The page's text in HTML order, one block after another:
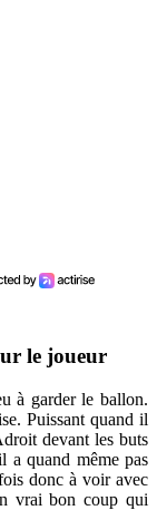
le joueur
à garder le ballon.
Puissant quand il
devant les buts
a quand même pas
donc à voir avec
vrai bon coup qui